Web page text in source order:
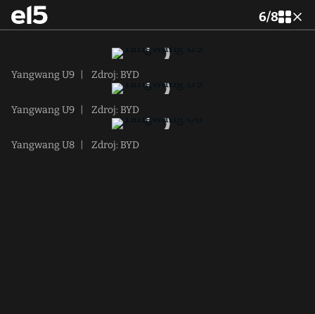
6/8
Yangwang U9 Zdroj: BYD
Yangwang U9 Zdroj: BYD
Yangwang U8 Zdroj: BYD